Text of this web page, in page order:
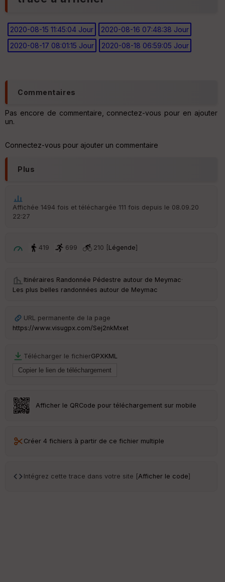
Tr
illé
2020-08-15 11:45:04 Jour
2020-08-16 07:48:38 Jour
2020-08-17 08:01:15 Jour
2020-08-18 06:59:05 Jour
Commentaires
Pas encore de commentaire, connectez-vous pour en ajouter
un.
Connectez-vous pour ajouter un commentaire
Plus
Affichée 1494 fois et téléchargée 111 fois depuis le 08.09.20
22:27
419 699 210 [Légende]
Itinéraires Randonnée Pédestre autour de Meymac·
Les plus belles randonnées autour de Meymac
URL permanente de la page
https://www.visugpx.com/Sej2nkMxet
Télécharger le fichierGPXKML
Afficher le QRCode pour téléchargement sur mobile
Créer 4 fichiers à partir de ce fichier multiple
Intégrez cette trace dans votre site [Afficher le code]